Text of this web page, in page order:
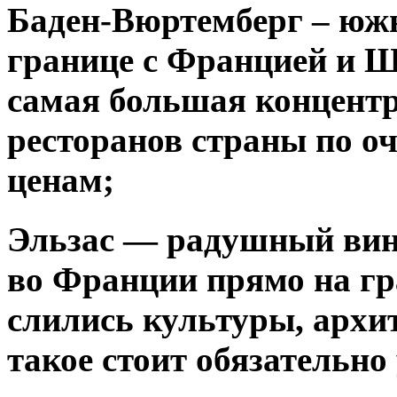
Баден-Вюртемберг –
границе с Францией и
самая большая
ресторанов страны по
ценам;
Эльзас — радушный
во Франции прямо на
слились культуры,
такое стоит